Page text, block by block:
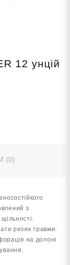
12 унцій
(0)
з
ризик травми.
на долоні